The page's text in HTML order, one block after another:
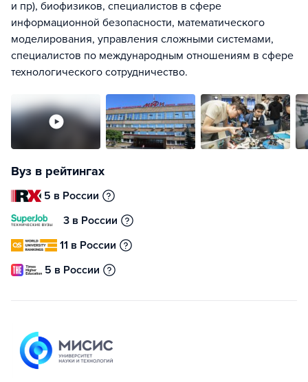
и пр), биофизиков, специалистов в сфере
информационной безопасности, математического
моделирования, управления сложными системами,
специалистов по международным отношениям в сфере
технологического сотрудничество.
Вуз в рейтингах
5 в России
3 в России
11 в России
5 в России